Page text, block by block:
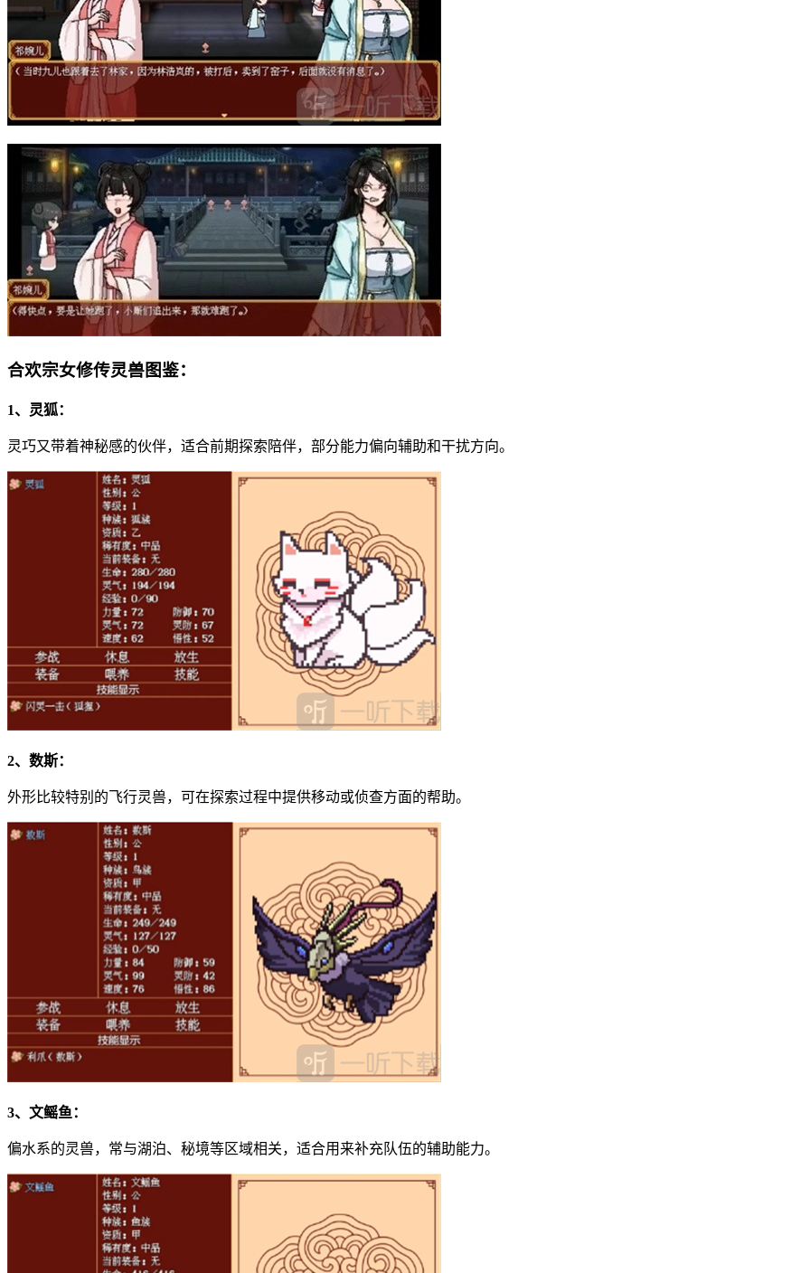
合欢宗女修传灵兽图鉴：
1、灵狐：
灵巧又带着神秘感的伙伴，适合前期探索陪伴，部分能力偏向辅助和干扰方向。
2、数斯：
外形比较特别的飞行灵兽，可在探索过程中提供移动或侦查方面的帮助。
3、文鳐鱼：
偏水系的灵兽，常与湖泊、秘境等区域相关，适合用来补充队伍的辅助能力。